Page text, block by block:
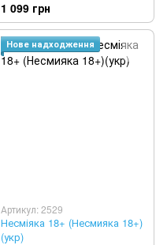
1 099 грн
Нове надходження
Артикул: 2529
Несміяка 18+ (Несмияка 18+)
(укр)